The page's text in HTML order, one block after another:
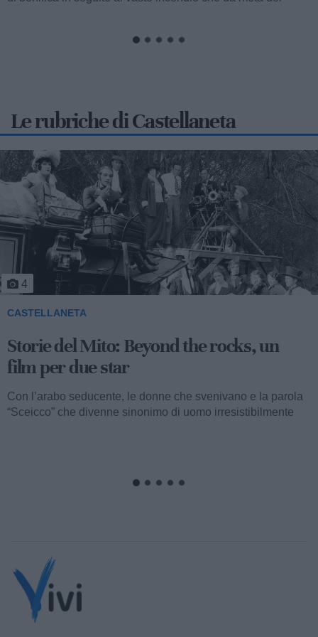
Le rubriche di Castellaneta
4
CASTELLANETA
Storie del Mito: Beyond the rocks, un
film per due star
Con l’arabo seducente, le donne che svenivano e la parola
“Sceicco” che divenne sinonimo di uomo irresistibilmente